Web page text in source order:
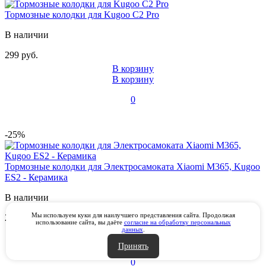
Тормозные колодки для Kugoo C2 Pro
В наличии
299 руб.
В корзину
В корзину
0
-25%
Тормозные колодки для Электросамоката Xiaomi M365, Kugoo
ES2 - Керамика
В наличии
299 руб.
В корзину
В корзину
0
Мы используем куки для наилучшего представления сайта. Продолжая
использование сайта, вы даёте согласие на обработку персональных
данных
Принять